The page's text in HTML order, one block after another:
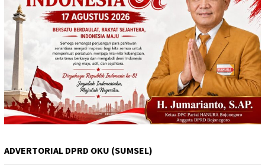
ADVERTORIAL DPRD OKU (SUMSEL)